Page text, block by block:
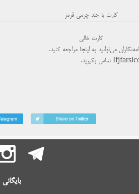
کارت با جلد چرمی قرمز
کارت خالی
می‌توانید بهاینجا مراجعه کنید.
تماس بگیرید.
بایگانی